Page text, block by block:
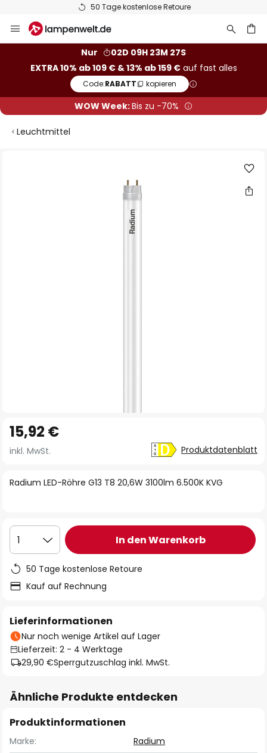
50 Tage kostenlose Retoure
Inhalt
Nur
02D 09H 23M 27S
EXTRA 10% ab 109 € & 13% ab 159 €auf fast alles
Code:RABATT kopieren
WOW Week:Bis zu -70%
Leuchtmittel
Anfang
der
springen
Radium LED-Röhre G13 T8 20,6W 3100lm 6.500K KVG
15,92 €
inkl. MwSt. Produktdatenblatt
1 In den Warenkorb
50 Tage kostenlose Retoure
Kauf auf Rechnung
Lieferinformationen
Nur noch wenige Artikel auf Lager
Lieferzeit: 2 - 4 Werktage
29,90 €Sperrgutzuschlag inkl. MwSt.
Ähnliche Produkte entdecken
Produktinformationen
Marke:
Radium